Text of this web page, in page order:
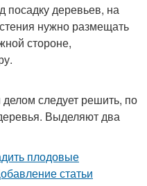
посадку деревьев, на
нужно размещать
стороне,
следует решить, по
Выделяют два